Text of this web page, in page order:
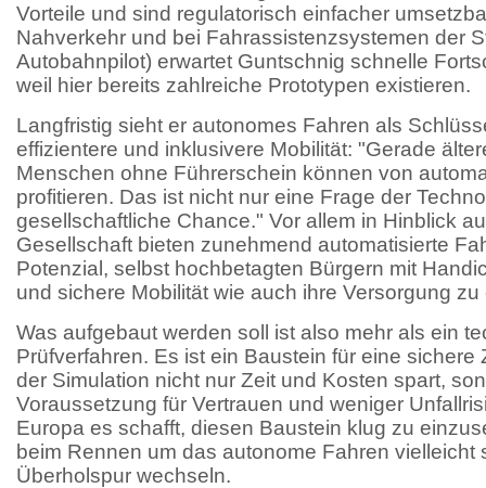
Vorteile und sind regulatorisch einfacher
Nahverkehr und bei Fahrassistenzsystemen der
Autobahnpilot) erwartet Guntschnig schnelle
weil hier bereits zahlreiche Prototypen existieren.
Langfristig sieht er autonomes Fahren als
effizientere und inklusivere Mobilität: "Gerade
Menschen ohne Führerschein können von
profitieren. Das ist nicht nur eine Frage der
gesellschaftliche Chance." Vor allem in Hinblick
Gesellschaft bieten zunehmend automatisierte
Potenzial, selbst hochbetagten Bürgern mit
und sichere Mobilität wie auch ihre Versorgung
Was aufgebaut werden soll ist also mehr als ein
Prüfverfahren. Es ist ein Baustein für eine sichere
der Simulation nicht nur Zeit und Kosten spart,
Voraussetzung für Vertrauen und weniger
Europa es schafft, diesen Baustein klug zu
beim Rennen um das autonome Fahren vielleicht
Überholspur wechseln.